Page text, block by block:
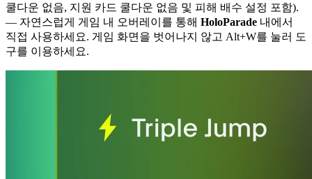
쿨다운 없음, 지원 카드 쿨다운 없음 및 피해 배수 설정 포함).
— 자연스럽게 게임 내 오버레이를 통해 HoloParade 내에서
직접 사용하세요. 게임 화면을 벗어나지 않고 Alt+W를 눌러 도
구를 이용하세요.